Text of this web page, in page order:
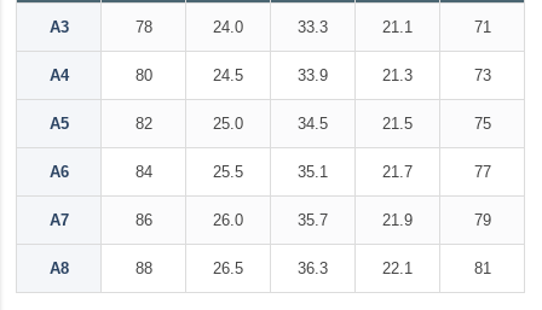
A3 78 24.0 33.3 21.1 71
A4 80 24.5 33.9 21.3 73
A5 82 25.0 34.5 21.5 75
A6 84 25.5 35.1 21.7 77
A7 86 26.0 35.7 21.9 79
A8 88 26.5 36.3 22.1 81